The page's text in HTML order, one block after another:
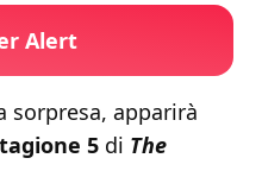
Alert
sorpresa, apparirà
5 di The